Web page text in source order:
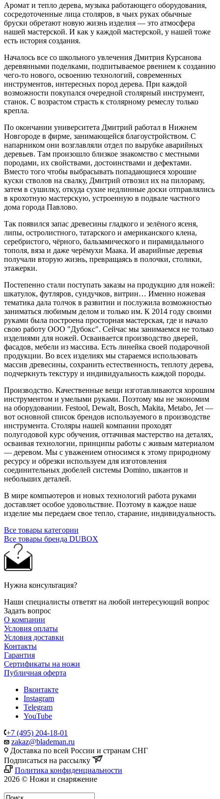
Аромат и тепло дерева, музыка работающего оборудования,
сосредоточенные лица столяров, в чьих руках обычные
бруски обретают новую жизнь изделия — это атмосфера
нашей мастерской. И как у каждой мастерской, у нашей тоже
есть история создания.
Началось все со школьного увлечения Дмитрия Курсанова
деревянными поделками, подпитываемое рвением к созданию
чего-то нового, освоению технологий, современных
инструментов, интересных пород дерева. При каждой
возможности покупался очередной столярный инструмент,
станок. С возрастом страсть к столярному ремеслу только
крепла.
По окончании университета Дмитрий работал в Нижнем
Новгороде в фирме, занимающейся благоустройством. С
напарником они возглавляли отдел по вырубке аварийных
деревьев. Там произошло близкое знакомство с местными
породами, их свойствами, достоинствами и дефектами.
Вместо того чтобы выбрасывать попадающиеся хорошие
куски стволов на свалку, Дмитрий отвозил их на пилораму,
затем в сушилку, откуда сухие недлинные доски отправлялись
в крохотную мастерскую, устроенную в подвале частного
дома города Павлово.
Так появился запас древесины гладкого и зелёного ясеня,
липы, остролистного, татарского и американского клена,
серебристого, чёрного, бальзамического и пирамидального
тополя, вяза и даже черёмухи Маака. И аварийные деревья
получали вторую жизнь, превращаясь в полочки, столики,
этажерки.
Постепенно стали поступать заказы на продукцию для ножей:
шкатулок, футляров, сундучков, витрин… Именно ножевая
тематика дала толчок в развитии и послужила возможностью
заниматься любимым делом и только им. К 2014 году своими
руками была построена просторная мастерская, где и начало
свою работу ООО "Дубокс". Сейчас мы занимаемся не только
изделиями для ножей. Осваивается производство дверей,
фасадов, мебели из массива. Есть линейка своей подарочной
продукции. Во всех изделиях мы стараемся использовать
массив древесины, сохранить естественность, теплоту дерева,
подчеркнуть текстуру и индивидуальность каждой породы.
Производство. Качественные вещи изготавливаются хорошим
инструментом и умелыми руками. Поэтому мы не экономим
на оборудовании. Festool, Dewalt, Bosch, Makita, Metabo, Jet —
вот основной список брендов используемого в производстве
инструмента. Столяры нашей компании проходят
полугодовой курс обучения, оттачивая мастерство на деталях,
осваивая технологии, принципы работы с живым материалом
— деревом. Мы с уважением относимся к этому природному
ресурсу и обрезки используем для изготовления
соединительных дюбелей системы Domino, шкантов и
небольших деталей.
В мире компьютеров и новых технологий работа руками
доставляет особое удовольствие. Поэтому в каждое наше
изделие мы передаем свое тепло, старание, индивидуальность.
Все товары категории
Все товары бренда DUBOX
Нужна консультация?
Наши специалисты ответят на любой интересующий вопрос
Задать вопрос
О компании
Условия оплаты
Условия доставки
Контакты
Гарантия
Сертификаты на ножи
Публичная оферта
Вконтакте
Instagram
Telegram
YouTube
+7 (495) 204-18-01
zakaz@blademan.ru
Доставка по всей России и странам СНГ
Подписаться на рассылку
Политика конфиденциальности
2026 © Ножи и снаряжение